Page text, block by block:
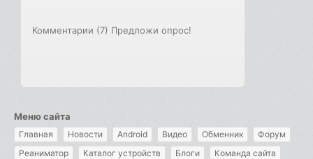
Комментарии (7) Предложи опрос!
Меню сайта
Главная Новости Android Видео Обменник
Форум
Реаниматор
Каталог устройств Блоги
Команда сайта